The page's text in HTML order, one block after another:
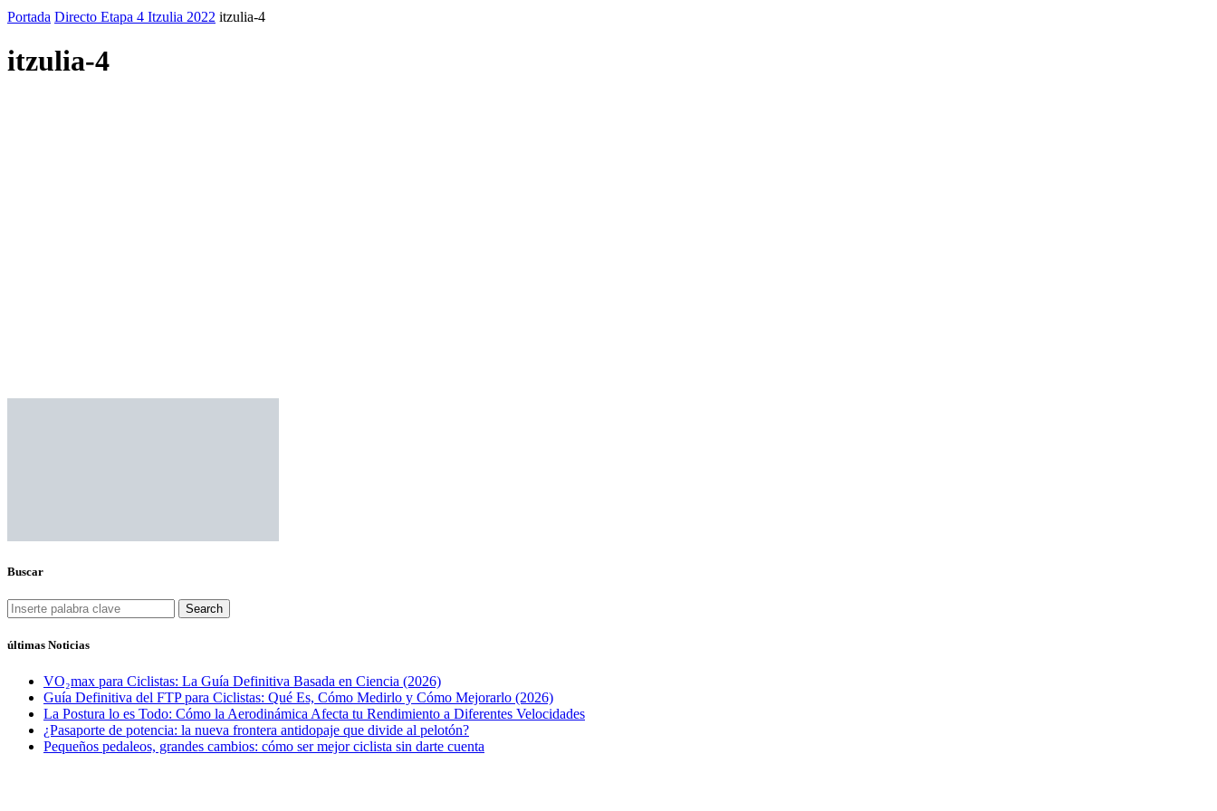
Portada Directo Etapa 4 Itzulia 2022 itzulia-4
itzulia-4
Buscar
Search
últimas Noticias
VO₂max para Ciclistas: La Guía Definitiva Basada en Ciencia (2026)
Guía Definitiva del FTP para Ciclistas: Qué Es, Cómo Medirlo y Cómo Mejorarlo (2026)
La Postura lo es Todo: Cómo la Aerodinámica Afecta tu Rendimiento a Diferentes Velocidades
¿Pasaporte de potencia: la nueva frontera antidopaje que divide al pelotón?
Pequeños pedaleos, grandes cambios: cómo ser mejor ciclista sin darte cuenta